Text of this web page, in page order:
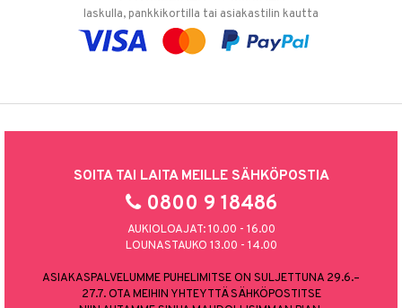
laskulla, pankkikortilla tai asiakastilin kautta
SOITA TAI LAITA MEILLE SÄHKÖPOSTIA
0800 9 18486
AUKIOLOAJAT: 10.00 - 16.00
LOUNASTAUKO 13.00 - 14.00
ASIAKASPALVELUMME PUHELIMITSE ON SULJETTUNA 29.6.–
27.7. OTA MEIHIN YHTEYTTÄ SÄHKÖPOSTITSE